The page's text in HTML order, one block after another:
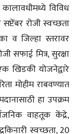
विविध
रोजी स्वच्छता
व जिल्हा स्तरावर
सफाई मित्र, सुरक्षा
खिडकी योजनेद्वारे
मोहीम राबवण्यात
हा उपक्रम
वाहतूक केंद्रे,
स्वच्छता, 20